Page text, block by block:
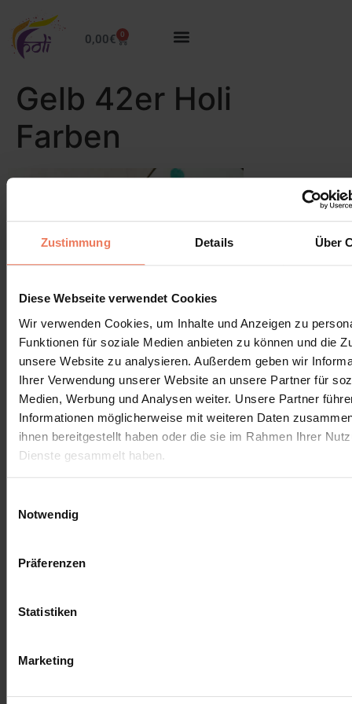
Zustimmung Details Über
Diese Webseite verwendet Cookies
Wir verwenden Cookies, um Inhalte und Anzeigen zu
Funktionen für soziale Medien anbieten zu können und die
unsere Website zu analysieren. Außerdem geben wir
Ihrer Verwendung unserer Website an unsere Partner für
Medien, Werbung und Analysen weiter. Unsere Partner
Informationen möglicherweise mit weiteren Daten
ihnen bereitgestellt haben oder die sie im Rahmen Ihrer
Dienste gesammelt haben.
Notwendig
Präferenzen
Statistiken
Marketing
0,00€ 0
Gelb 42er Holi
Farben
Deja una respuesta
Lo siento, debes estarconectadopara publicar un
comentario.
Términos y condiciones